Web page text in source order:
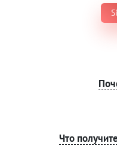
Что